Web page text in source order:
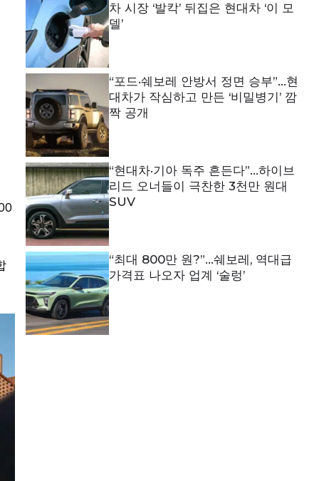
차 시장 ‘발칵’ 뒤집은 현대차 ‘이 모
델’
“포드·쉐보레 안방서 정면 승부”…현
대차가 작심하고 만든 ‘비밀병기’ 깜
짝 공개
“현대차·기아 독주 흔든다”…하이브
리드 오너들이 극찬한 3천만 원대
SUV
“최대 800만 원?”…쉐보레, 역대급
가격표 나오자 업계 ‘술렁’